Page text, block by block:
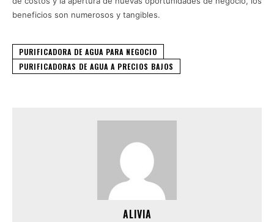
beneficios son numerosos y tangibles.
PURIFICADORA DE AGUA PARA NEGOCIO
PURIFICADORAS DE AGUA A PRECIOS BAJOS
ALIVIA